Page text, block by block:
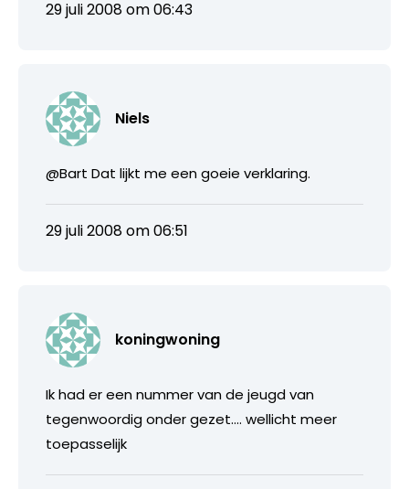
29 juli 2008 om 06:43
Niels
@Bart Dat lijkt me een goeie verklaring.
29 juli 2008 om 06:51
koningwoning
Ik had er een nummer van de jeugd van
tegenwoordig onder gezet…. wellicht meer
toepasselijk